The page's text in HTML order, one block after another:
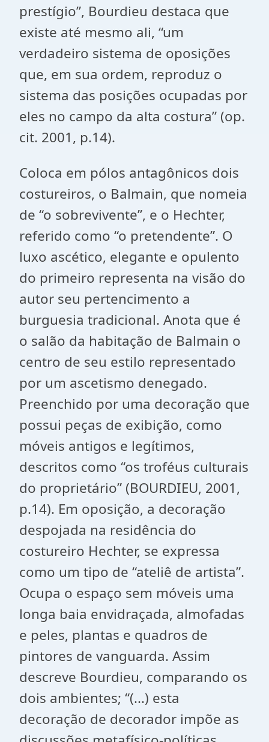
prestígio”, Bourdieu destaca que
existe até mesmo ali, “um
verdadeiro sistema de oposições
que, em sua ordem, reproduz o
sistema das posições ocupadas por
eles no campo da alta costura” (op.
cit. 2001, p.14).
Coloca em pólos antagônicos dois
costureiros, o Balmain, que nomeia
de “o sobrevivente”, e o Hechter,
referido como “o pretendente”. O
luxo ascético, elegante e opulento
do primeiro representa na visão do
autor seu pertencimento a
burguesia tradicional. Anota que é
o salão da habitação de Balmain o
centro de seu estilo representado
por um ascetismo denegado.
Preenchido por uma decoração que
possui peças de exibição, como
móveis antigos e legítimos,
descritos como “os troféus culturais
do proprietário” (BOURDIEU, 2001,
p.14). Em oposição, a decoração
despojada na residência do
costureiro Hechter, se expressa
como um tipo de “ateliê de artista”.
Ocupa o espaço sem móveis uma
longa baia envidraçada, almofadas
e peles, plantas e quadros de
pintores de vanguarda. Assim
descreve Bourdieu, comparando os
dois ambientes; “(...) esta
decoração de decorador impõe as